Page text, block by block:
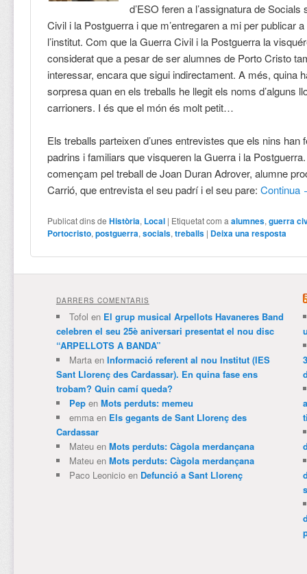
d’ESO feren a l’assignatura de
Civil i la Postguerra i que m’entregaren a mi per publicar
l’institut. Com que la Guerra Civil i la Postguerra la
considerat que a pesar de ser alumnes de Porto Cristo
interessar, encara que sigui indirectament. A més, quina
sorpresa quan en els treballs he llegit els noms d’alguns
carrioners. I és que el món és molt petit…
Els treballs parteixen d’unes entrevistes que els nins han
padrins i familiars que visqueren la Guerra i la
començam pel treball de Joan Duran Adrover, alumne
Carrió, que entrevista el seu padrí i el seu pare:Continua
Publicat dins de Història, Local | Etiquetat com a alumnes,guerra
Portocristo,postguerra,socials,treballs | Deixa una resposta
DARRERS COMENTARIS
Tofol en El grup musical Arpellots Havaneres Band
celebren el seu 25è aniversari presentat el nou disc
“ARPELLOTS A BANDA”
Martaen Informació referent al nou Institut (IES
Sant Llorenç des Cardassar). En quina fase ens
trobam? Quin camí queda?
Pepen Mots perduts: memeu
emmaen Els gegants de Sant Llorenç des
Cardassar
Mateuen Mots perduts: Càgola merdançana
Mateuen Mots perduts: Càgola merdançana
Paco Leonicioen Defunció a Sant Llorenç